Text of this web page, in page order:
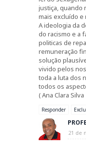
justiça, quando
mais excluído e
A ideologia da
do racismo e a
politicas de
remuneração
solução
vivido pelos
toda a luta dos
todos os
( Ana Clara Silva
Responder
21 de